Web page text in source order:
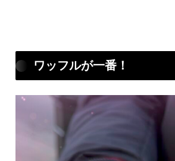
ワッフルが一番！